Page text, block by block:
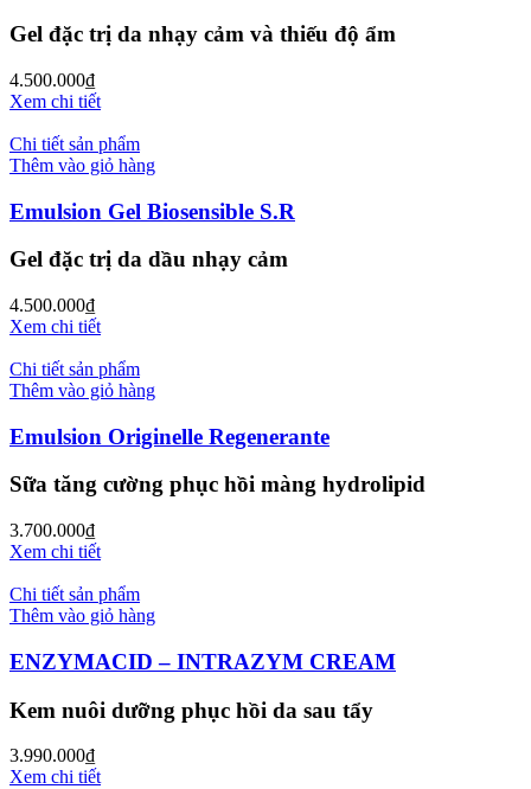
Gel đặc trị da nhạy cảm và thiếu độ ẩm
4.500.000₫
Xem chi tiết
Chi tiết sản phẩm
Thêm vào giỏ hàng
Emulsion Gel Biosensible S.R
Gel đặc trị da dầu nhạy cảm
4.500.000₫
Xem chi tiết
Chi tiết sản phẩm
Thêm vào giỏ hàng
Emulsion Originelle Regenerante
Sữa tăng cường phục hồi màng hydrolipid
3.700.000₫
Xem chi tiết
Chi tiết sản phẩm
Thêm vào giỏ hàng
ENZYMACID – INTRAZYM CREAM
Kem nuôi dưỡng phục hồi da sau tẩy
3.990.000₫
Xem chi tiết